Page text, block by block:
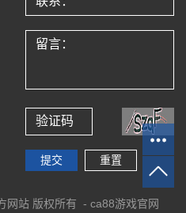
网站 版权所有 - ca88游戏官网